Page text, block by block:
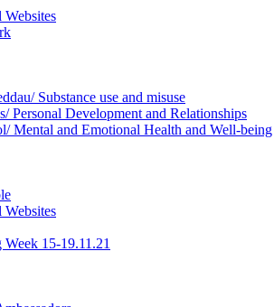
Substance use and misuse
Personal Development and Relationships
Mental and Emotional Health and Well-being
15-19.11.21